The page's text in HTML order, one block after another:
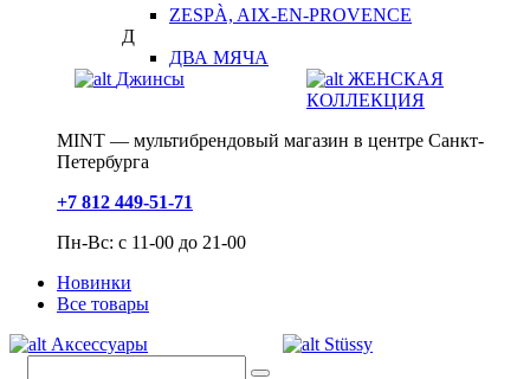
ZESPÀ, AIX-EN-PROVENCE
Д
ДВА МЯЧА
Джинсы
ЖЕНСКАЯ
КОЛЛЕКЦИЯ
MINT — мультибрендовый магазин в центре Санкт-
Петербурга
+7 812 449-51-71
Пн-Вс: с 11-00 до 21-00
Новинки
Все товары
Аксессуары
Stüssy